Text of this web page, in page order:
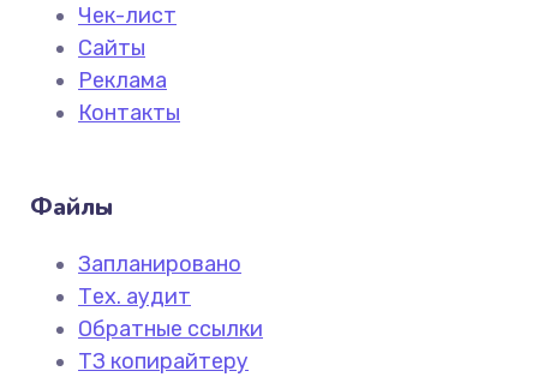
Чек-лист
Сайты
Реклама
Контакты
Файлы
Запланировано
Тех. аудит
Обратные ссылки
ТЗ копирайтеру